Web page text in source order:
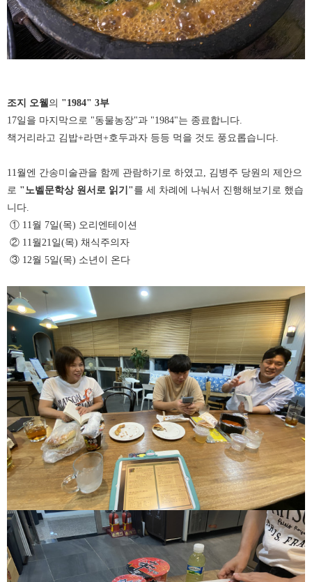
조지 오웰 의 "1984" 3부
17일을 마지막으로 "동물농장"과 "1984"는 종료합니다.
책거리라고 김밥+라면+호두과자 등등 먹을 것도 풍요롭습니다.
11월엔 간송미술관을 함께 관람하기로 하였고, 김병주 당원의 제안으
로 "노벨문학상 원서로 읽기"를 세 차례에 나눠서 진행해보기로 했습
니다.
① 11월 7일(목) 오리엔테이션
② 11월21일(목) 채식주의자
③ 12월 5일(목) 소년이 온다